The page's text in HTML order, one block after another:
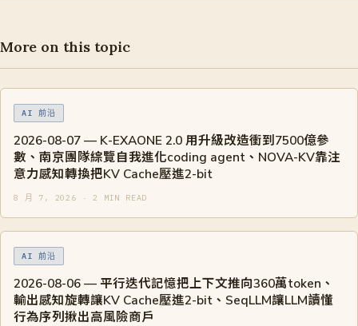
More on this topic
AI 前沿
2026-08-07 — K-EXAONE 2.0 用升級改造衝到7500億參
數、南京團隊綜覽自我進化coding agent、NOVA-KV靠注
意力感知轉換把KV Cache壓進2-bit
8 月 7, 2026 · 2 MIN READ
AI 前沿
2026-08-06 — 平行迭代記憶把上下文推向360萬token、
輸出感知旋轉讓KV Cache壓進2-bit、SeqLLM讓LLM讀懂
行為序列揪出高風險商戶